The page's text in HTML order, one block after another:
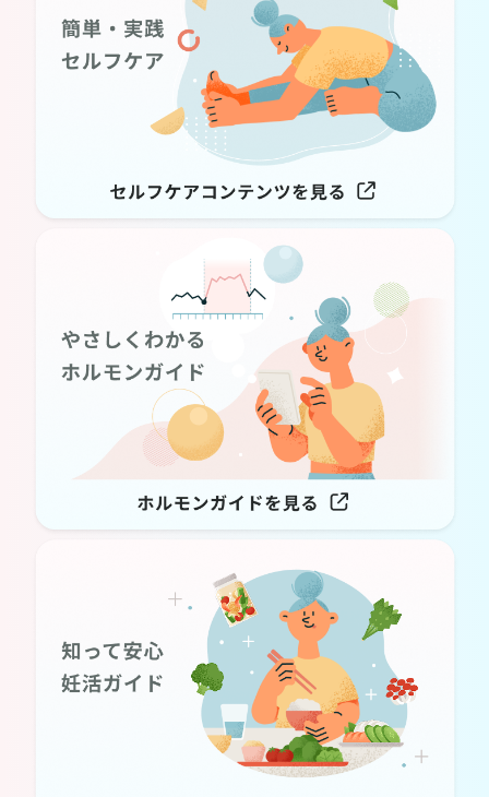
ホルモンバランスや周期に合わせた具体的なセルフケアのアイデ
アが見つかる。
自分自身をもっと大切にしたいあなたに。
4
医師・専門家監修で
安心サポート
ソフィBeは安心してご利用いただけるよう、医師・専門家監修
のもとに制作されたアプリです。自分に合ったセルフケア方法を
見つけられるよう、サポートします。